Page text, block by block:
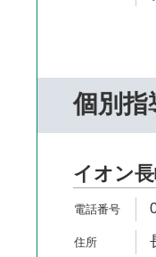
個別指
イオン